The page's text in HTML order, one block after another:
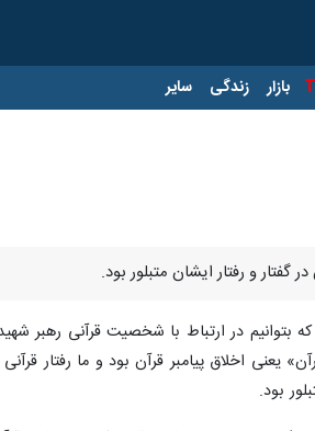
بازار زندگی سایر
و رفتار ایشان متبلور بود.
بتوانیم در ارتباط با شخصیت قرآنی رهبر
اخلاق پیامبر قرآن بود و ما رفتار قرآنی
بود.